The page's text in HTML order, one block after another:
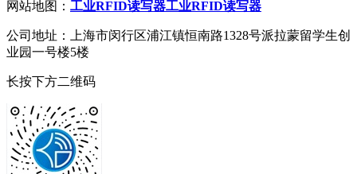
网站地图： 工业RFID读写器工业RFID读写器
公司地址：上海市闵行区浦江镇恒南路1328号派拉蒙留学生创
业园一号楼5楼
长按下方二维码